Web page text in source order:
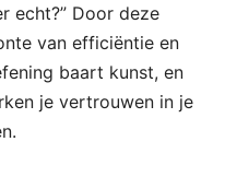
echt?” Door deze
van efficiëntie en
baart kunst, en
je vertrouwen in je